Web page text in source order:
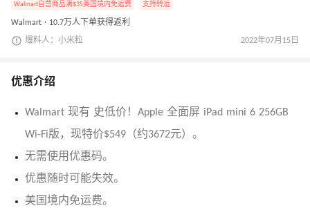
Walmart自营商品满$35美国境内免运费 支持转运
Walmart · 10.7万人下单获得返利
爆料人：小米粒 2022年07月15日
优惠介绍
Walmart 现有 史低价！Apple 全面屏 iPad mini 6 256GB
Wi-Fi版，现特价$549（约3672元）。
无需使用优惠码。
优惠随时可能失效。
美国境内免运费。